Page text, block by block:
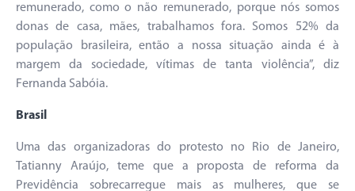
remunerado, como o não remunerado, porque nós somos
donas de casa, mães, trabalhamos fora. Somos 52% da
população brasileira, então a nossa situação ainda é à
margem da sociedade, vítimas de tanta violência”, diz
Fernanda Sabóia.
Brasil
Uma das organizadoras do protesto no Rio de Janeiro,
Tatianny Araújo, teme que a proposta de reforma da
Previdência sobrecarregue mais as mulheres, que se